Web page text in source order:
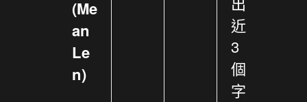
(Me
an
Le
n)
近
3
個
字